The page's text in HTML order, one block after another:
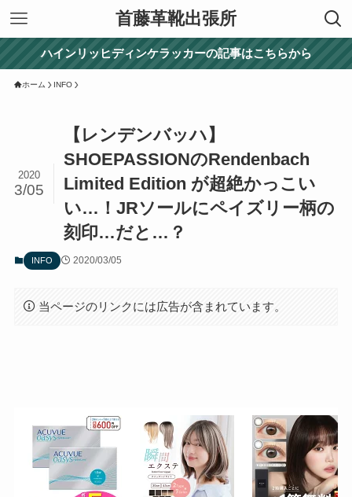
首藤革靴出張所
ハインリッヒディンケラッカーの記事はこちらから
ホーム INFO
【レンデンバッハ】
SHOEPASSIONのRendenbach
Limited Edition が超絶かっこい
い…！JRソールにペイズリー柄の
刻印…だと…？
2020
3/05
INFO 2020/03/05
当ページのリンクには広告が含まれています。